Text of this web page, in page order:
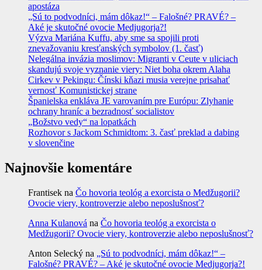
apostáza
„Sú to podvodníci, mám dôkaz!“ – Falošné? PRAVÉ? –
Aké je skutočné ovocie Medjugorja?!
Výzva Mariána Kuffu, aby sme sa spojili proti
znevažovaniu kresťanských symbolov (1. časť)
Nelegálna invázia moslimov: Migranti v Ceute v uliciach
skandujú svoje vyznanie viery: Niet boha okrem Alaha
Cirkev v Pekingu: Čínski kňazi musia verejne prisahať
vernosť Komunistickej strane
Španielska enkláva JE varovaním pre Európu: Zlyhanie
ochrany hraníc a bezradnosť socialistov
„Božstvo vedy“ na lopatkách
Rozhovor s Jackom Schmidtom: 3. časť preklad a dabing
v slovenčine
Najnovšie komentáre
Frantisek na Čo hovoria teológ a exorcista o Medžugorii?
Ovocie viery, kontroverzie alebo neposlušnosť?
Anna Kulanová na Čo hovoria teológ a exorcista o
Medžugorii? Ovocie viery, kontroverzie alebo neposlušnosť?
Anton Selecký na „Sú to podvodníci, mám dôkaz!“ –
Falošné? PRAVÉ? – Aké je skutočné ovocie Medjugorja?!